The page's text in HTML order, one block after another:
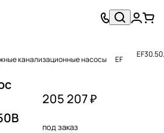
канализационные насосы EF
205 207 ₽
под заказ